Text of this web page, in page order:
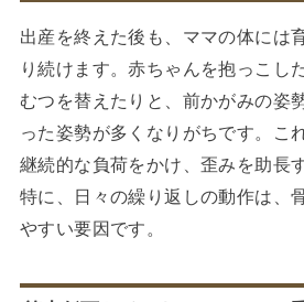
出産を終えた後も、ママの体には
り続けます。赤ちゃんを抱っこし
むつを替えたりと、前かがみの姿
った姿勢が多くなりがちです。こ
継続的な負荷をかけ、歪みを助長
特に、日々の繰り返しの動作は、
やすい要因です。